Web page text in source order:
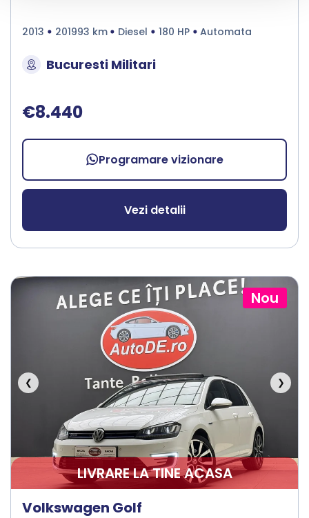
2013 201993 km Diesel 180 HP Automata
Bucuresti Militari
€8.440
Programare vizionare
Vezi detalii
Nou
❮ ❯
LIVRARE LA TINE ACASA
Volkswagen Golf